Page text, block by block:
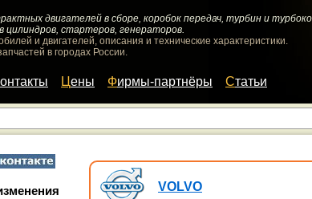
двигателей в сборе, коробок передач, турбин и
цилиндров, стартеров, генераторов.
и двигателей, описания и технические характеристики.
в городах России.
Контакты Цены Фирмы-партнёры Статьи
VOLVO